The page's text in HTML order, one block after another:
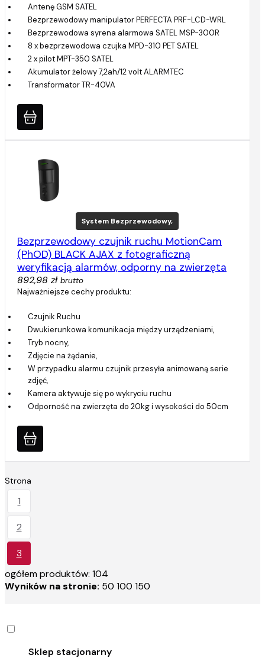
Antenę GSM SATEL
Bezprzewodowy manipulator PERFECTA PRF-LCD-WRL
Bezprzewodowa syrena alarmowa SATEL MSP-300R
8 x bezprzewodowa czujka MPD-310 PET SATEL
2 x pilot MPT-350 SATEL
Akumulator żelowy 7,2ah/12 volt ALARMTEC
Transformator TR-40VA
System Bezprzewodowy,
Bezprzewodowy czujnik ruchu MotionCam
(PhOD) BLACK AJAX z fotograficzną
weryfikacją alarmów, odporny na zwierzęta
892,98 zł brutto
Najważniejsze cechy produktu:
Czujnik Ruchu
Dwukierunkowa komunikacja między urządzeniami,
Tryb nocny,
Zdjęcie na żądanie,
W przypadku alarmu czujnik przesyła animowaną serie
zdjęć,
Kamera aktywuje się po wykryciu ruchu
Odporność na zwierzęta do 20kg i wysokości do 50cm
Strona
1
2
3
ogółem produktów: 104
Wyników na stronie: 50 100 150